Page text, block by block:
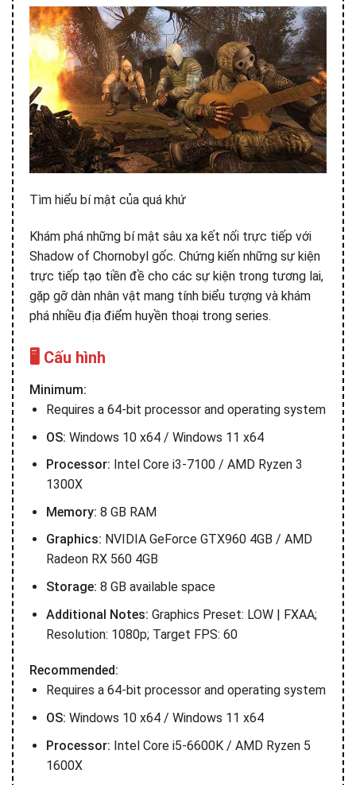
Tìm hiểu bí mật của quá khứ
Khám phá những bí mật sâu xa kết nối trực tiếp với
Shadow of Chornobyl gốc. Chứng kiến những sự kiện
trực tiếp tạo tiền đề cho các sự kiện trong tương lai,
gặp gỡ dàn nhân vật mang tính biểu tượng và khám
phá nhiều địa điểm huyền thoại trong series.
🖥️ Cấu hình
Minimum:
Requires a 64-bit processor and operating system
OS: Windows 10 x64 / Windows 11 x64
Processor: Intel Core i3-7100 / AMD Ryzen 3
1300X
Memory: 8 GB RAM
Graphics: NVIDIA GeForce GTX960 4GB / AMD
Radeon RX 560 4GB
Storage: 8 GB available space
Additional Notes: Graphics Preset: LOW | FXAA;
Resolution: 1080p; Target FPS: 60
Recommended:
Requires a 64-bit processor and operating system
OS: Windows 10 x64 / Windows 11 x64
Processor: Intel Core i5-6600K / AMD Ryzen 5
1600X